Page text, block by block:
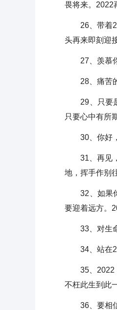
畏将来。2022
26、带着
头再来即刻迎
27、羡慕你
28、痛苦的
29、只要是
只要心中有所
30、你好，
31、再见，
地，挥手作别
32、如果你
要迎着远方。
33、对生命
34、站在
35、2022，
不枉此生到此
36、要相信